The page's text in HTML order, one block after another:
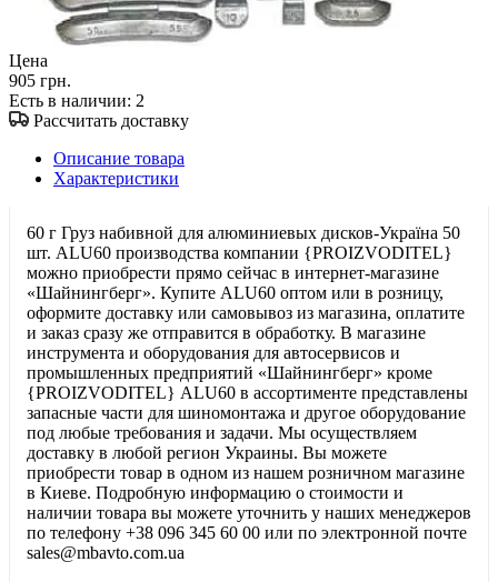
Цена
905 грн.
Есть в наличии: 2
Рассчитать доставку
Описание товара
Характеристики
60 г Груз набивной для алюминиевых дисков-Україна 50
шт. ALU60 производства компании {PROIZVODITEL}
можно приобрести прямо сейчас в интернет-магазине
«Шайнингберг». Купите ALU60 оптом или в розницу,
оформите доставку или самовывоз из магазина, оплатите
и заказ сразу же отправится в обработку. В магазине
инструмента и оборудования для автосервисов и
промышленных предприятий «Шайнингберг» кроме
{PROIZVODITEL} ALU60 в ассортименте представлены
запасные части для шиномонтажа и другое оборудование
под любые требования и задачи. Мы осуществляем
доставку в любой регион Украины. Вы можете
приобрести товар в одном из нашем розничном магазине
в Киеве. Подробную информацию о стоимости и
наличии товара вы можете уточнить у наших менеджеров
по телефону +38 096 345 60 00 или по электронной почте
sales@mbavto.com.ua